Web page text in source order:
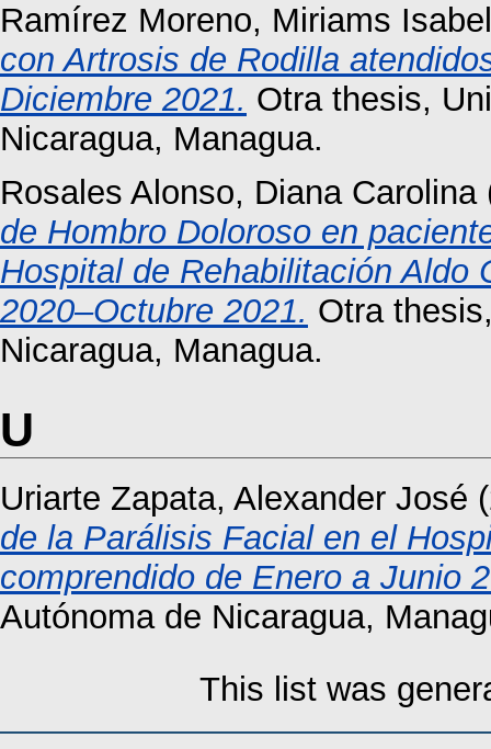
Ramírez Moreno, Miriams Isabel
con Artrosis de Rodilla
Diciembre 2021. Otra thesis,
Nicaragua, Managua.
Rosales Alonso, Diana Carolina
de Hombro Doloroso en
Hospital de Rehabilitación Aldo
2020–Octubre 2021. Otra
Nicaragua, Managua.
U
Uriarte Zapata, Alexander José
de la Parálisis Facial en el
comprendido de Enero a Junio
Autónoma de Nicaragua,
This list was